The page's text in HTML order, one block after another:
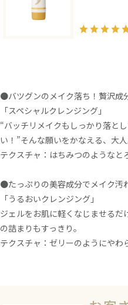
●バツグンのメイク落ち！贅沢成
「スペシャルクレンジング」
“バッチリメイクもしっかり落と
い！”そんな願いをかなえる、大
テクスチャ：はちみつのようなと
●たっぷりの美容成分でメイク汚
「うるおいクレンジング」
ジェルをお肌に軽くなじませるだ
の詰まりもすっきり。
テクスチャ：ゼリーのようにやわ